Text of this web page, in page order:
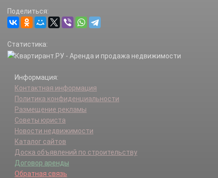
Поделиться:
Статистика:
Информация:
Контактная информация
Политика конфиденциальности
Размещение рекламы
Советы юриста
Новости недвижимости
Каталог сайтов
Доска объявлений по строительству
Договор аренды
Обратная связь